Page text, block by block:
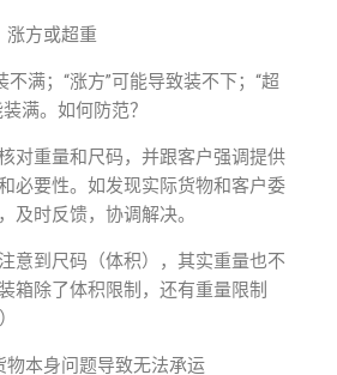
涨方或超重
不满；“涨方”可能导致装不下；“超
满。如何防范？
对重量和尺码，并跟客户强调提供
必要性。如发现实际货物和客户委
及时反馈，协调解决。
意到尺码（体积），其实重量也不
箱除了体积限制，还有重量限制
物本身问题导致无法承运